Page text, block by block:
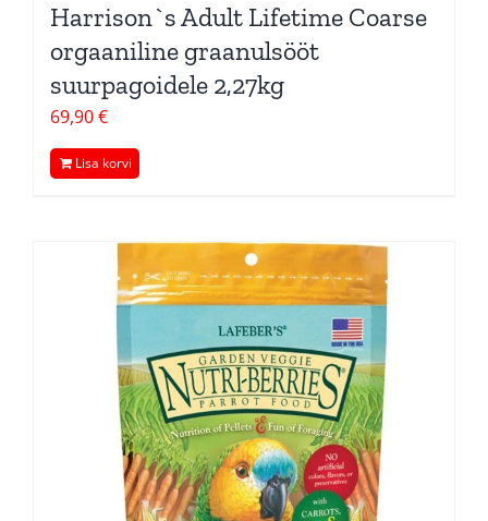
Harrison`s Adult Lifetime Coarse
orgaaniline graanulsööt
suurpagoidele 2,27kg
69,90€
Lisa korvi